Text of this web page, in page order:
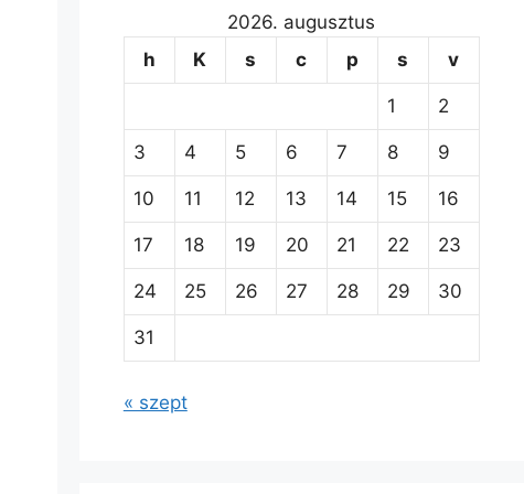
2026. augusztus
h
K s c p s v
1 2
3 4 5 6 7 8 9
10 11 12 13 14 15 16
17 18 19 20 21 22 23
24 25 26 27 28 29 30
31
« szept